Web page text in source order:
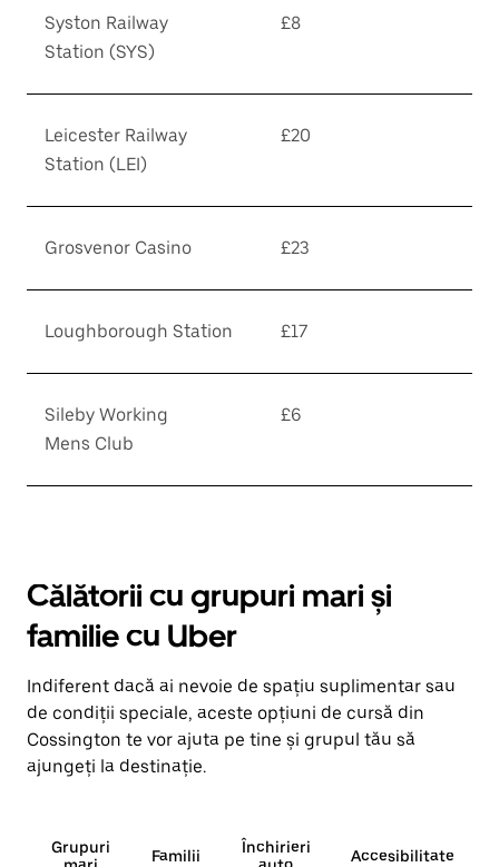
Syston Railway
Station (SYS)
£8
Leicester Railway
Station (LEI)
£20
Grosvenor Casino £23
Loughborough Station £17
Sileby Working
Mens Club
£6
Călătorii cu grupuri mari și
familie cu Uber
Indiferent dacă ai nevoie de spațiu suplimentar sau
de condiții speciale, aceste opțiuni de cursă din
Cossington te vor ajuta pe tine și grupul tău să
ajungeți la destinație.
Grupuri
Familii
Închirieri
Accesibilitate